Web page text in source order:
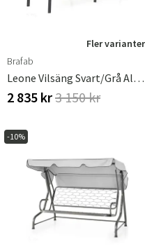
Fler varianter
Brafab
Leone Vilsäng Svart/grå Aluminium
2 835 kr3 150 kr
-10%